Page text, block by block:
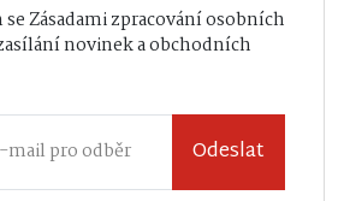
Zásadami zpracování osobních
novinek a obchodních
Odeslat